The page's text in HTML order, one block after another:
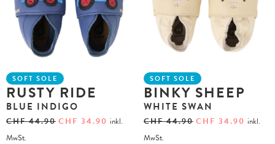
SOFT SOLE
RUSTY RIDE
BLUE INDIGO
CHF44.90 CHF 34.90 inkl.
MwSt.
SOFT SOLE
BINKY SHEEP
WHITE SWAN
CHF44.90 CHF 34.90 inkl.
MwSt.